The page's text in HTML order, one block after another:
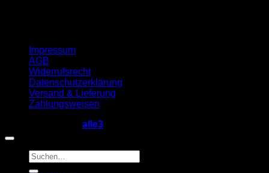
Impressum
AGB
Widerrufsrecht
Datenschutzerklärung
Versand & Lieferung
Zahlungsweisen
alle3
Suche
nach: